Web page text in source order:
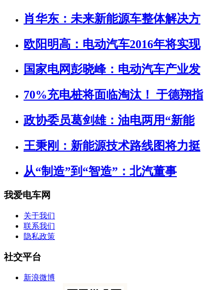
肖华东：未来新能源车整体解决方
欧阳明高：电动汽车2016年将实现
国家电网彭晓峰：电动汽车产业发
70%充电桩将面临淘汰！ 于德翔指
政协委员葛剑雄：油电两用“新能
王秉刚：新能源技术路线图将力挺
从“制造”到“智造”：北汽董事
我爱电车网
关于我们
联系我们
隐私政策
社交平台
新浪微博